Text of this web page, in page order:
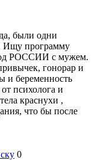
были одни
. Ищу программу
РОССИИ с мужем.
гонорар и
и беременность
психолога и
краснухи ,
что бы после
0